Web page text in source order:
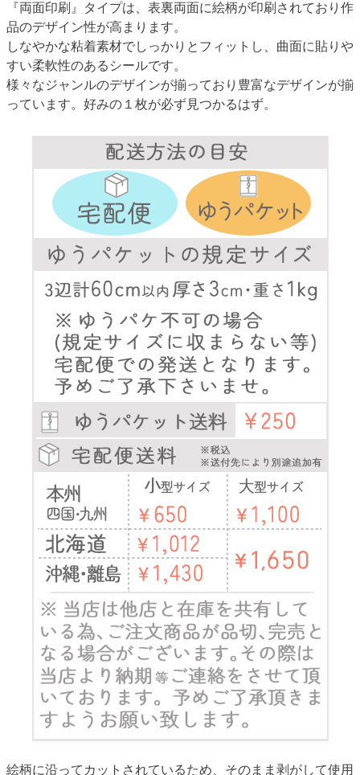
『両面印刷』タイプは、表裏両面に絵柄が印刷されており作
品のデザイン性が高まります。
しなやかな粘着素材でしっかりとフィットし、曲面に貼りや
すい柔軟性のあるシールです。
様々なジャンルのデザインが揃っており豊富なデザインが揃
っています。好みの１枚が必ず見つかるはず。
絵柄に沿ってカットされているため、そのまま剥がして使用